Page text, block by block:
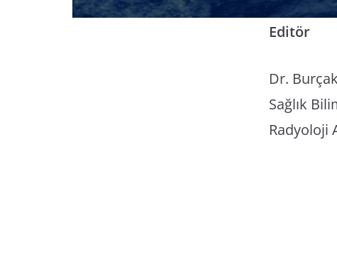
Editör
Dr.
Sağlık
Radyoloji